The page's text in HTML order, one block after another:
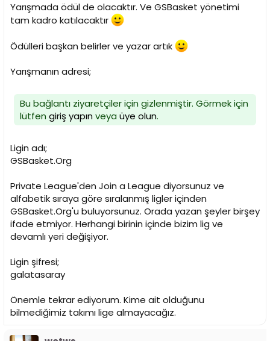
Yarışmada ödül de olacaktır. Ve GSBasket yönetimi
tam kadro katılacaktır
Ödülleri başkan belirler ve yazar artık
Yarışmanın adresi;
Bu bağlantı ziyaretçiler için gizlenmiştir. Görmek için
lütfen giriş yapınveya üye olun.
Ligin adı;
GSBasket.Org
Private League'den Join a League diyorsunuz ve
alfabetik sıraya göre sıralanmış ligler içinden
GSBasket.Org'u buluyorsunuz. Orada yazan şeyler birşey
ifade etmiyor. Herhangi birinin içinde bizim lig ve
devamlı yeri değişiyor.
Ligin şifresi;
galatasaray
Önemle tekrar ediyorum. Kime ait olduğunu
bilmediğimiz takımı lige almayacağız.